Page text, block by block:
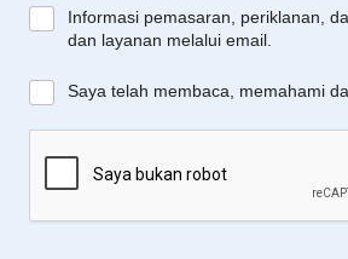
Informasi pemasaran, periklanan,
dan layanan melalui email.
Saya telah membaca, memahami